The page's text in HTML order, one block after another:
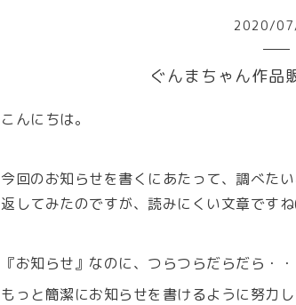
2020/07
ぐんまちゃん作品
こんにちは。
今回のお知らせを書くにあたって、調べた
返してみたのですが、読みにくい文章です
『お知らせ』なのに、つらつらだらだら・・
もっと簡潔にお知らせを書けるように努力し